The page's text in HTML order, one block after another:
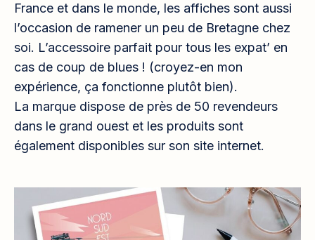
France et dans le monde, les affiches sont aussi
l’occasion de ramener un peu de Bretagne chez
soi. L’accessoire parfait pour tous les expat’ en
cas de coup de blues ! (croyez-en mon
expérience, ça fonctionne plutôt bien).
La marque dispose de près de 50 revendeurs
dans le grand ouest et les produits sont
également disponibles sur son site internet.